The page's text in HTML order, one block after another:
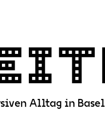
Alltag in Basel